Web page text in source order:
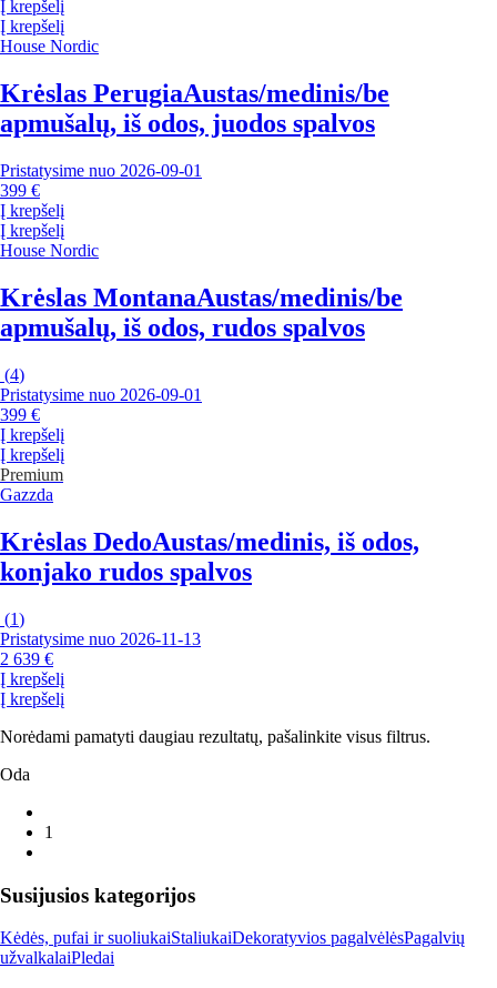
Į krepšelį
Į krepšelį
House Nordic
Krėslas PerugiaAustas/medinis/be
apmušalų, iš odos, juodos spalvos
Pristatysime nuo 2026‑09‑01
399 €
Į krepšelį
Į krepšelį
House Nordic
Krėslas MontanaAustas/medinis/be
apmušalų, iš odos, rudos spalvos
(4)
Pristatysime nuo 2026‑09‑01
399 €
Į krepšelį
Į krepšelį
Premium
Gazzda
Krėslas DedoAustas/medinis, iš odos,
konjako rudos spalvos
(1)
Pristatysime nuo 2026‑11‑13
2 639 €
Į krepšelį
Į krepšelį
Norėdami pamatyti daugiau rezultatų, pašalinkite visus filtrus.
Oda
1
Susijusios kategorijos
Kėdės, pufai ir suoliukaiStaliukaiDekoratyvios pagalvėlėsPagalvių
užvalkalaiPledai